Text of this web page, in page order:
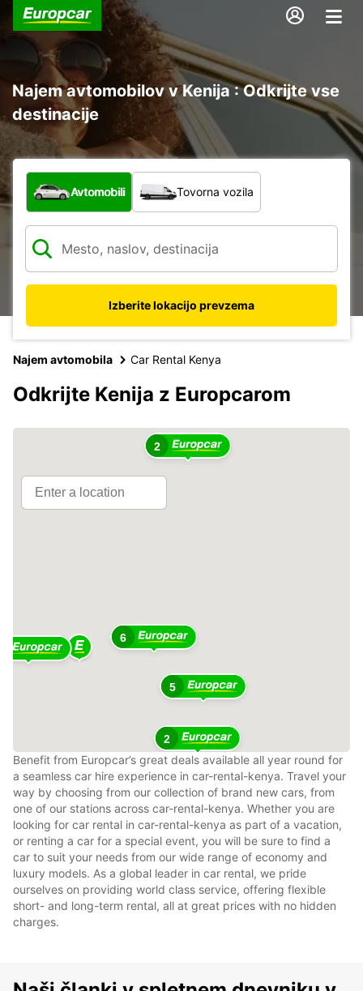
Najem avtomobilov v Kenija : Odkrijte vse
destinacije
Katera vrsta vozila?
Avtomobili Tovorna vozila
Izberite lokacijo prevzema
Najem avtomobila Car Rental Kenya
Odkrijte Kenija z Europcarom
6
5
2
2
4
Benefit from Europcar’s great deals available all year round for
a seamless car hire experience in car-rental-kenya. Travel your
way by choosing from our collection of brand new cars, from
one of our stations across car-rental-kenya. Whether you are
looking for car rental in car-rental-kenya as part of a vacation,
or renting a car for a special event, you will be sure to find a
car to suit your needs from our wide range of economy and
luxury models. As a global leader in car rental, we pride
ourselves on providing world class service, offering flexible
short- and long-term rental, all at great prices with no hidden
charges.